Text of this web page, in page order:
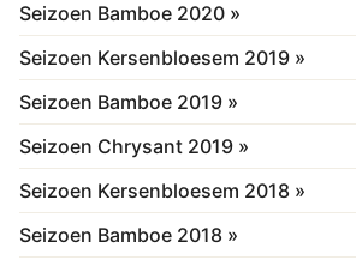
Seizoen Bamboe 2020 »
Seizoen Kersenbloesem 2019 »
Seizoen Bamboe 2019 »
Seizoen Chrysant 2019 »
Seizoen Kersenbloesem 2018 »
Seizoen Bamboe 2018 »